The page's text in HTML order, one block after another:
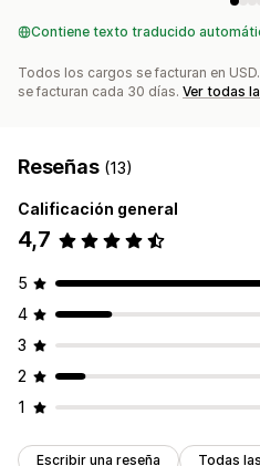
Contiene texto traducido
Todos los cargos se facturan en
se facturan cada 30 días. Ver todas
Reseñas (13)
Calificación general
4,7
5
4
3
2
1
Escribir una reseña Todas